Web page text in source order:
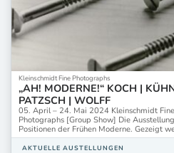
Kleinschmidt Fine Photographs
„AH! MODERNE!“ KOCH |
PATZSCH | WOLFF
05. April – 24. Mai 2024 Kleinschmidt
Photographs [Group Show] Die
Positionen der Frühen Moderne. Gezeigt
AKTUELLE AUSTELLUNGEN